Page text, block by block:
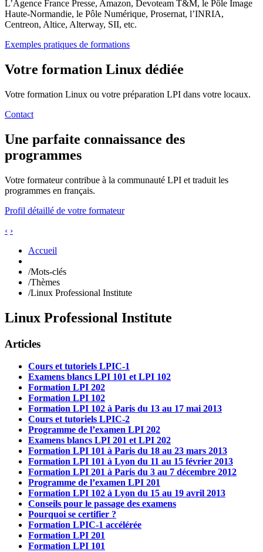
L’Agence France Presse, Amazon, Devoteam T&M, le Pôle Image
Haute-Normandie, le Pôle Numérique, Prosernat, l’INRIA,
Centreon, Altice, Alterway, SII, etc.
Exemples pratiques de formations
Votre formation Linux dédiée
Votre formation Linux ou votre préparation LPI dans votre locaux.
Contact
Une parfaite connaissance des
programmes
Votre formateur contribue à la communauté LPI et traduit les
programmes en français.
Profil détaillé de votre formateur
‹ ›
Accueil
/Mots-clés
/Thèmes
/Linux Professional Institute
Linux Professional Institute
Articles
Cours et tutoriels LPIC-1
Examens blancs LPI 101 et LPI 102
Formation LPI 202
Formation LPI 102
Formation LPI 102 à Paris du 13 au 17 mai 2013
Cours et tutoriels LPIC-2
Programme de l’examen LPI 202
Examens blancs LPI 201 et LPI 202
Formation LPI 101 à Paris du 18 au 23 mars 2013
Formation LPI 101 à Lyon du 11 au 15 février 2013
Formation LPI 201 à Paris du 3 au 7 décembre 2012
Programme de l’examen LPI 201
Formation LPI 102 à Lyon du 15 au 19 avril 2013
Conseils pour le passage des examens
Pourquoi se certifier ?
Formation LPIC-1 accélérée
Formation LPI 201
Formation LPI 101